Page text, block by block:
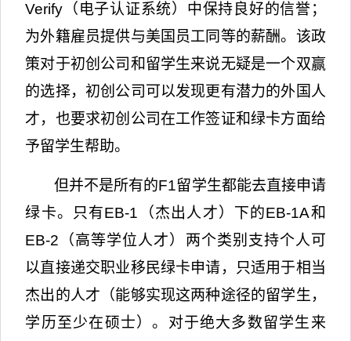
Verify （电子认证系统）中保持良好的信誉；
为外籍雇员提供与美国员工同等的薪酬。该政
策对于初创公司和留学生来说无疑是一个双赢
的选择，初创公司可以发现更有潜力的外国人
才，也要求初创公司在工作签证和绿卡方面给
予留学生帮助。
但并不是所有的F1留学生都能去直接申请
绿卡。只有EB-1 （杰出人才）下的EB-1A和
EB-2 （高等学位人才）两个类别支持个人可
以直接递交职业移民绿卡申请，只适用于相当
杰出的人才（能够实现这两种途径的留学生，
学历至少在硕士）。对于绝大多数留学生来